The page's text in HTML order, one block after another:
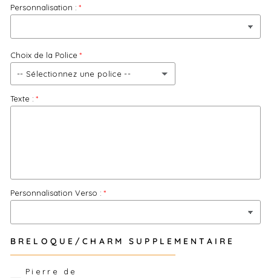
Personnalisation :
Choix de la Police
-- Sélectionnez une police --
Police 1
Police 4
Police 5
Police 6
Texte :
Personnalisation Verso :
BRELOQUE/CHARM SUPPLEMENTAIRE
Pierre de